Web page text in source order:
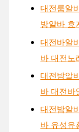
대전룸알
방알바 효
대전바알
바 대전노
대전밤알
바 대전바
대전밤알
바 유성유